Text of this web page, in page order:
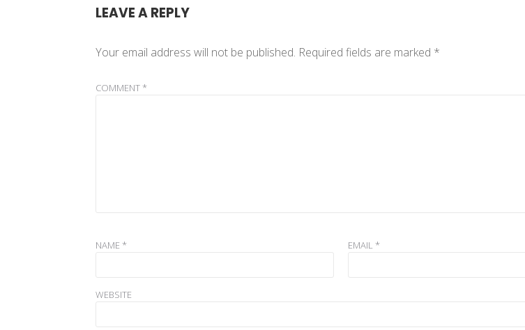
LEAVE A REPLY
Your email address will not be published. Required fields are marked *
COMMENT*
NAME * EMAIL *
WEBSITE